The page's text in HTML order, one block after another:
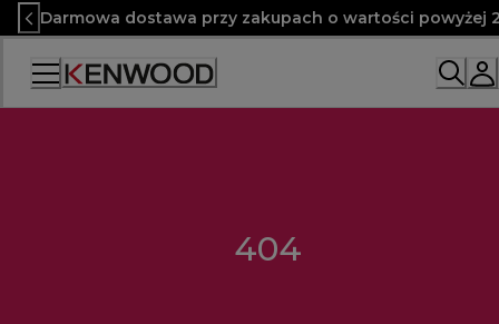
Skip
to
Content
Darmowa dostawa przy zakupach o wartości powyżej
404